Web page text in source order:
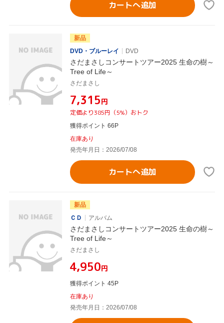
カートへ追加
新品
DVD・ブルーレイ
DVD
さだまさしコンサートツアー2025 生命の樹～
Tree of Life～
さだまさし
¥7,315円
定価より385円（5%）おトク
獲得ポイント 66P
在庫あり
発売年月日：2026/07/08
カートへ追加
新品
ＣＤ
アルバム
さだまさしコンサートツアー2025 生命の樹～
Tree of Life～
さだまさし
¥4,950円
獲得ポイント 45P
在庫あり
発売年月日：2026/07/08